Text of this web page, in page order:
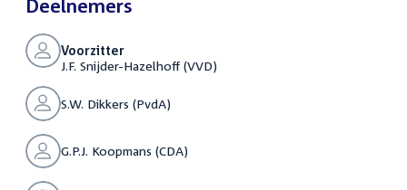
Deelnemers
Voorzitter
J.F. Snijder-Hazelhoff (VVD)
S.W. Dikkers (PvdA)
G.P.J. Koopmans (CDA)